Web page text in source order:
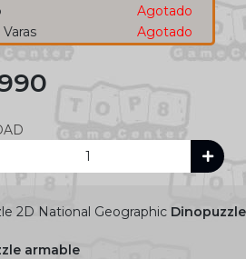
Agotado
Agotado
2D National Geographic
armable